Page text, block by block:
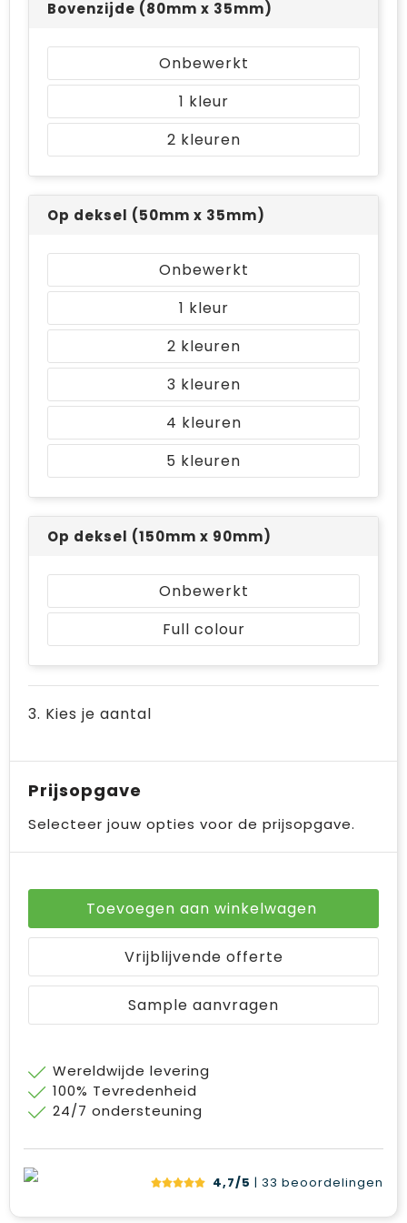
Bodywarmers
Ondergoed en Sokken
Ademhalingsbescherming
Jute tassen
Laptop hoezen en tassen
Bovenzijde (80mm x 35mm)
Onbewerkt
1
2
Op deksel (50mm x 35mm)
Onbewerkt
1
2
3
4
5
Op deksel (150mm x 90mm)
Onbewerkt
Full colour
3. Kies je aantal
Prijsopgave
Selecteer jouw opties voor de prijsopgave.
Toevoegen aan winkelwagen
Vrijblijvende offerte
Sample aanvragen
Wereldwijde levering
100% Tevredenheid
24/7 ondersteuning
4,7/5 | 33 beoordelingen